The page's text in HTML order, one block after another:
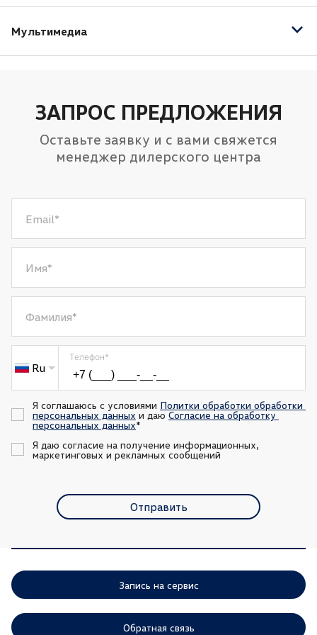
Электроскладывание зеркал
Иммобилайзер
Мультимедиа
Розетка 12V
ЗАПРОС ПРЕДЛОЖЕНИЯ
Оставьте заявку и с вами свяжется
менеджер дилерского центра
Email*
Имя*
Фамилия*
Ru
Телефон*
Я соглашаюсь с условиями Политки обработки обработки
персональных данных и даю Согласие на обработку
персональных данных*
Я даю согласие на получение информационных,
маркетинговых и рекламных сообщений
Отправить
Запись на сервис
Обратная связь